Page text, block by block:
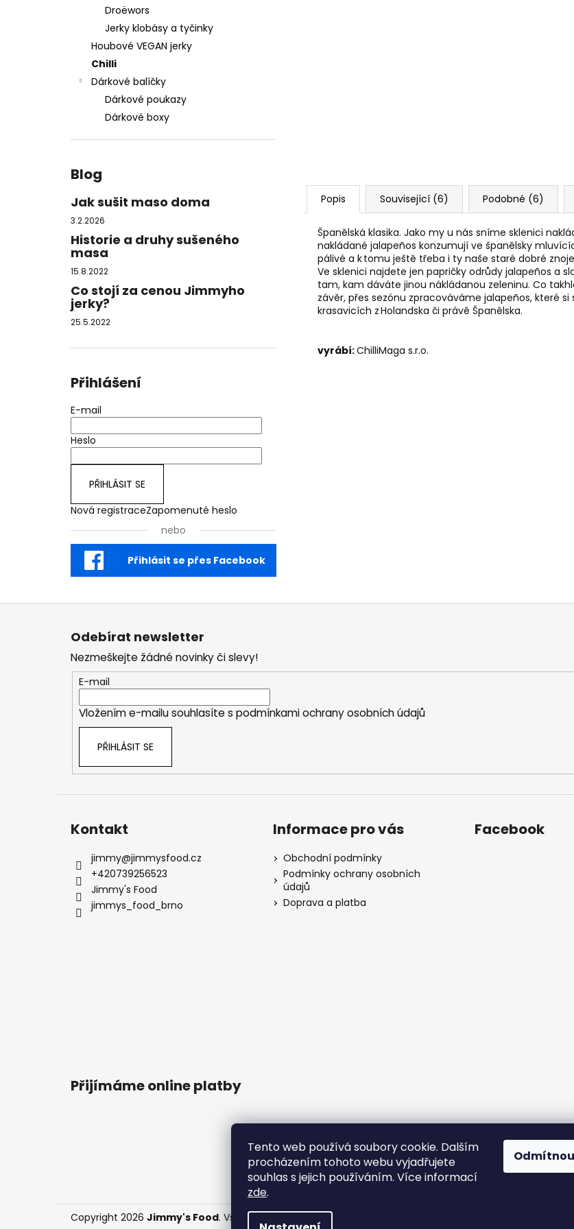
Tento web používá soubory cookie. Dalším
procházením tohoto webu vyjadřujete
souhlas s jejich používáním. Více informací
zde.
Droëwors
Jerky klobásy a tyčinky
Houbové VEGAN jerky
Chilli
Dárkové balíčky
Dárkové poukazy
Dárkové boxy
Blog
Jak sušit maso doma
3.2.2026
Historie a druhy sušeného
masa
15.8.2022
Co stojí za cenou Jimmyho
jerky?
25.5.2022
Přihlášení
E-mail
Heslo
PŘIHLÁSIT SE
Nová registraceZapomenuté heslo
nebo
Přihlásit se přes Facebook
Popis Související (6) Podobné (6)
Španělská klasika. Jako my u nás sníme sklenici
nakládané jalapeños konzumují ve španělsky
pálivé a k tomu ještě třeba i ty naše staré dobré
Ve sklenici najdete jen papričky odrůdy jalapeños a
tam, kam dáváte jinou nákládanou zeleninu. Co
závěr, přes sezónu zpracováváme jalapeños, které
krasavicích z Holandska či právě Španělska.
vyrábí:ChilliMaga s.r.o.
MEGA ZÁSOBA SUŠENÉHO MASA, 1 KG
DOPRAVA ZDARMA
2 950 Kč
Původně:3 300 Kč
Z
Odebírat newsletter
Nezmeškejte žádné novinky či slevy!
E-mail
Vložením e-mailu souhlasíte s podmínkami ochrany osobních údajů
PŘIHLÁSIT SE
Kontakt
jimmy@jimmysfood.cz
+420739256523
Jimmy's Food
jimmys_food_brno
Informace pro vás
Obchodní podmínky
Podmínky ochrany osobních
údajů
Doprava a platba
Facebook
Přijímáme online platby
Copyright 2026 Jimmy's Food. Všechna práva vyhrazena.